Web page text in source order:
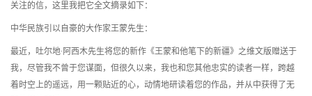
关注的信，这里我把它全文摘录如下：
中华民族引以自豪的大作家王蒙先生：
最近，吐尔地·阿西木先生将您的新作《王蒙和他笔下的新疆》之维文版赠送于
我，尽管我不曾于您谋面，但很久以来，我也和您其他忠实的读者一样，跨越
着时空上的遥远，用一颗贴近的心，动情地研读着您的作品，并从中获得了无